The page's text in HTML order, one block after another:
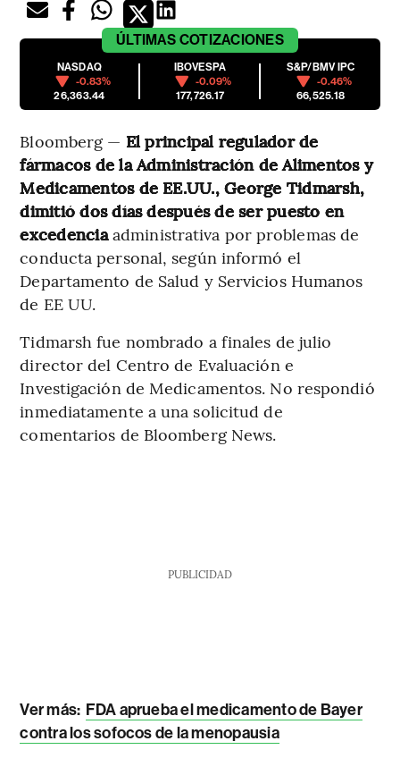
ÚLTIMAS COTIZACIONES
NASDAQ
-0.83%
26,363.44
IBOVESPA
-0.09%
177,726.17
S&P/BMV IPC
-0.46%
66,525.18
Bloomberg — El principal regulador de
fármacos de la Administración de Alimentos y
Medicamentos de EE.UU., George Tidmarsh,
dimitió dos días después de ser puesto en
excedenciaadministrativa por problemas de
conducta personal, según informó el
Departamento de Salud y Servicios Humanos
de EE UU.
Tidmarsh fue nombrado a finales de julio
director del Centro de Evaluación e
Investigación de Medicamentos. No respondió
inmediatamente a una solicitud de
comentarios de Bloomberg News.
PUBLICIDAD
Ver más: FDA aprueba el medicamento de Bayer
contra los sofocos de la menopausia